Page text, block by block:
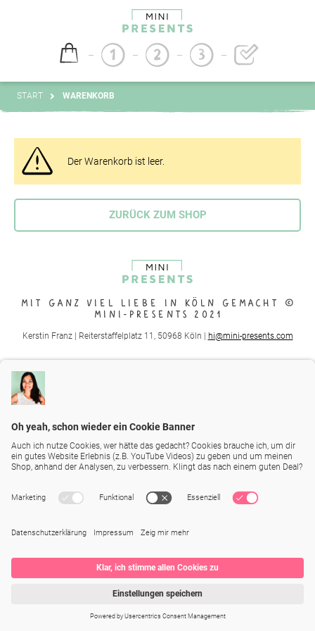
1 2 3
START WARENKORB
Der Warenkorb ist leer.
ZURÜCK ZUM SHOP
MIT GANZ VIEL LIEBE IN KÖLN GEMACHT ©️
MINI-PRESENTS 2021
Kerstin Franz | Reiterstaffelplatz 11, 50968 Köln | hi@mini-presents.com